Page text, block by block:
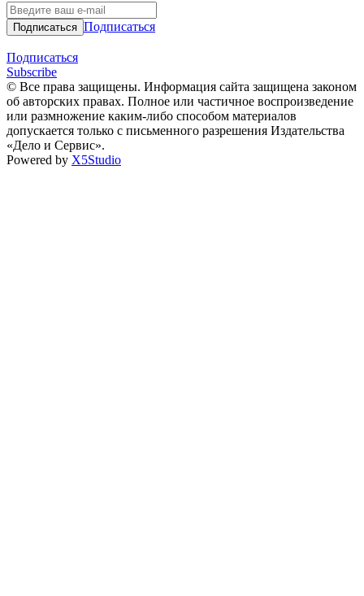
Подписаться
Подписаться
Subscribe
© Все права защищены. Информация сайта защищена законом
об авторских правах. Полное или частичное воспроизведение
или размножение каким-либо способом материалов
допускается только с письменного разрешения Издательства
«Дело и Сервис».
Powered by X5Studio